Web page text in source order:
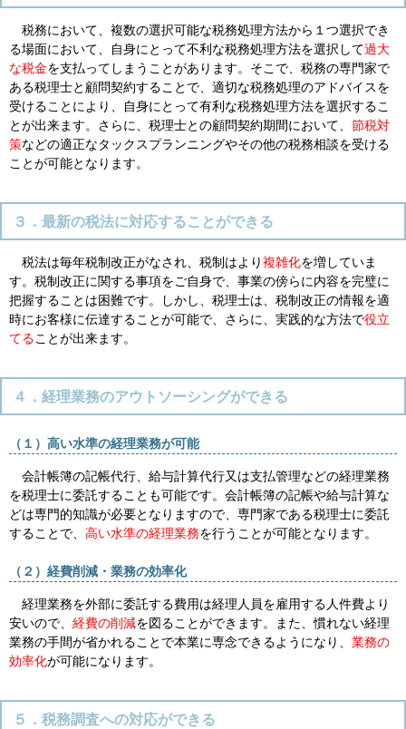
税務において、複数の選択可能な税務処理方法から１つ選択でき
る場面において、自身にとって不利な税務処理方法を選択して過大
な税金を支払ってしまうことがあります。そこで、税務の専門家で
ある税理士と顧問契約することで、適切な税務処理のアドバイスを
受けることにより、自身にとって有利な税務処理方法を選択するこ
とが出来ます。さらに、税理士との顧問契約期間において、 節税対
策などの適正なタックスプランニングやその他の税務相談を受ける
ことが可能となります。
３．最新の税法に対応することができる
税法は毎年税制改正がなされ、税制はより複雑化を増していま
す。税制改正に関する事項をご自身で、事業の傍らに内容を完璧に
把握することは困難です。しかし、税理士は、税制改正の情報を適
時にお客様に伝達することが可能で、さらに、実践的な方法で役立
てることが出来ます。
４．経理業務のアウトソーシングができる
（１）高い水準の経理業務が可能
会計帳簿の記帳代行、給与計算代行又は支払管理などの経理業務
を税理士に委託することも可能です。会計帳簿の記帳や給与計算な
どは専門的知識が必要となりますので、専門家である税理士に委託
することで、 高い水準の経理業務を行うことが可能となります。
（２）経費削減・業務の効率化
経理業務を外部に委託する費用は経理人員を雇用する人件費より
安いので、 経費の削減を図ることができます。また、慣れない経理
業務の手間が省かれることで本業に専念できるようになり、 業務の
効率化が可能になります。
５．税務調査への対応ができる